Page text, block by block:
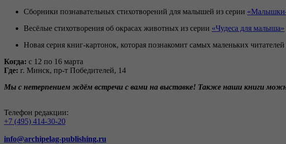
Сборники познавательных стихотворений для малышей из серии
Весёлые стихотворения об окрасах животных из серии «Чудеса для малыша»
Новая серия книг-картонок, которая познакомит самых маленьких
Когда: с 12 по 16 марта
Где: г. Минск, пр-т Победителей, 14
Мы с нетерпением ждём встречи с вами на выставке! Также наши книги можно
Телефон редакции:
+7 (495) 414-30-20
info@archipelag-publishing.ru